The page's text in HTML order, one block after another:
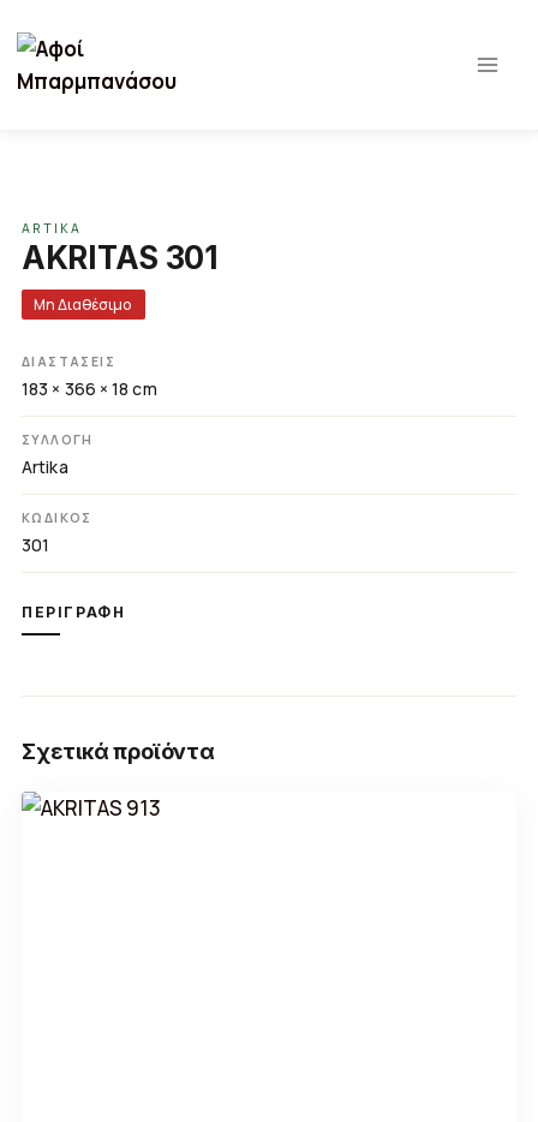
σε
περιεχόμενο
ARTIKA
AKRITAS 301
Μη Διαθέσιμο
ΔΙΑΣΤΆΣΕΙΣ
183 × 366 × 18 cm
ΣΥΛΛΟΓΉ
Artika
ΚΩΔΙΚΌΣ
301
ΠΕΡΙΓΡΑΦΉ
Σχετικά προϊόντα